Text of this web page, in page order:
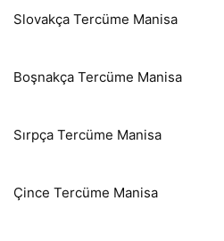
Slovakça Tercüme Manisa
Boşnakça Tercüme Manisa
Sırpça Tercüme Manisa
Çince Tercüme Manisa